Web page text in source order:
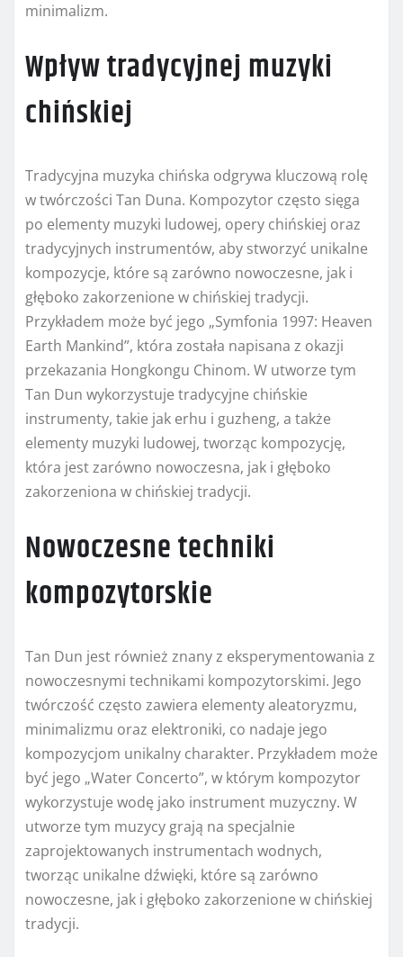
minimalizm.
Wpływ tradycyjnej muzyki
chińskiej
Tradycyjna muzyka chińska odgrywa kluczową rolę
w twórczości Tan Duna. Kompozytor często sięga
po elementy muzyki ludowej, opery chińskiej oraz
tradycyjnych instrumentów, aby stworzyć unikalne
kompozycje, które są zarówno nowoczesne, jak i
głęboko zakorzenione w chińskiej tradycji.
Przykładem może być jego „Symfonia 1997: Heaven
Earth Mankind”, która została napisana z okazji
przekazania Hongkongu Chinom. W utworze tym
Tan Dun wykorzystuje tradycyjne chińskie
instrumenty, takie jak erhu i guzheng, a także
elementy muzyki ludowej, tworząc kompozycję,
która jest zarówno nowoczesna, jak i głęboko
zakorzeniona w chińskiej tradycji.
Nowoczesne techniki
kompozytorskie
Tan Dun jest również znany z eksperymentowania z
nowoczesnymi technikami kompozytorskimi. Jego
twórczość często zawiera elementy aleatoryzmu,
minimalizmu oraz elektroniki, co nadaje jego
kompozycjom unikalny charakter. Przykładem może
być jego „Water Concerto”, w którym kompozytor
wykorzystuje wodę jako instrument muzyczny. W
utworze tym muzycy grają na specjalnie
zaprojektowanych instrumentach wodnych,
tworząc unikalne dźwięki, które są zarówno
nowoczesne, jak i głęboko zakorzenione w chińskiej
tradycji.